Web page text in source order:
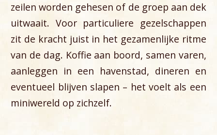
zeilen worden gehesen of de groep aan dek
uitwaait. Voor particuliere gezelschappen
zit de kracht juist in het gezamenlijke ritme
van de dag. Koffie aan boord, samen varen,
aanleggen in een havenstad, dineren en
eventueel blijven slapen – het voelt als een
miniwereld op zichzelf.